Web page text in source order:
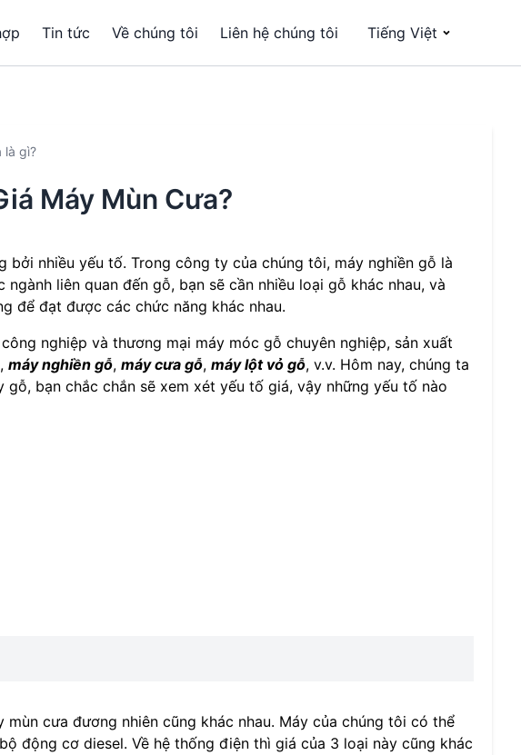
Tin tức Về chúng tôi Liên hệ chúng tôi Tiếng Việt
là gì?
Máy Mùn Cưa?
bởi nhiều yếu tố. Trong công ty của chúng tôi, máy nghiền gỗ là
ngành liên quan đến gỗ, bạn sẽ cần nhiều loại gỗ khác nhau, và
để đạt được các chức năng khác nhau.
nghiệp và thương mại máy móc gỗ chuyên nghiệp, sản xuất
, máy nghiền gỗ, máy cưa gỗ, máy lột vỏ gỗ, v.v. Hôm nay, chúng ta
gỗ, bạn chắc chắn sẽ xem xét yếu tố giá, vậy những yếu tố nào
cưa đương nhiên cũng khác nhau. Máy của chúng tôi có thể
động cơ diesel. Về hệ thống điện thì giá của 3 loại này cũng khác